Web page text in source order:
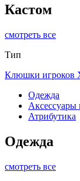
Кастом
смотреть все
Тип
Клюшки игроков
Одежда
Аксессуары
Атрибутика
Одежда
смотреть все